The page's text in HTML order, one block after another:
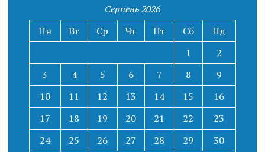
Серпень 2026
Пн
Вт Ср Чт Пт Сб
Нд
1
2
3
4 5 6 7 8
9
10
11 12 13 14 15
16
17
18 19 20 21 22
23
24
25 26 27 28 29 30